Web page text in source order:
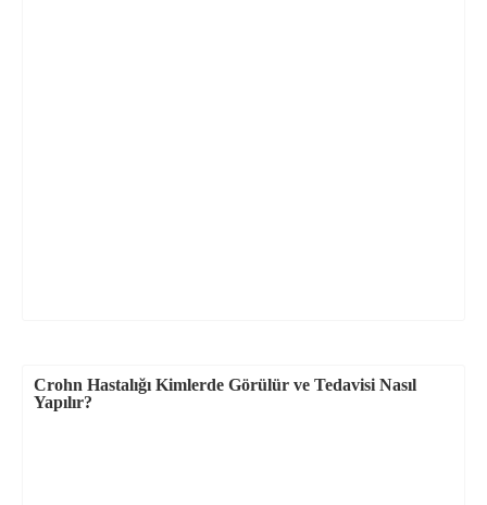
Crohn Hastalığı Kimlerde Görülür ve Tedavisi Nasıl
Yapılır?